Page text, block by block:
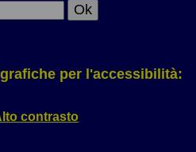
per l'accessibilità:
contrasto